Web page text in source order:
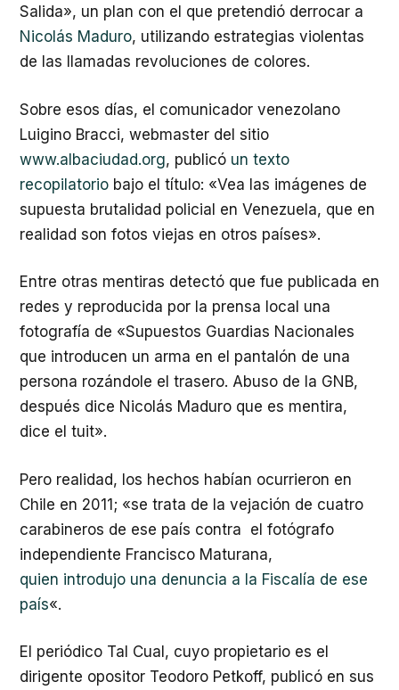
Salida», un plan con el que pretendió derrocar a
Nicolás Maduro, utilizando estrategias violentas
de las llamadas revoluciones de colores.
Sobre esos días, el comunicador venezolano
Luigino Bracci, webmaster del sitio
www.albaciudad.org, publicó un texto
recopilatorio bajo el título: «Vea las imágenes de
supuesta brutalidad policial en Venezuela, que en
realidad son fotos viejas en otros países».
Entre otras mentiras detectó que fue publicada en
redes y reproducida por la prensa local una
fotografía de «Supuestos Guardias Nacionales
que introducen un arma en el pantalón de una
persona rozándole el trasero. Abuso de la GNB,
después dice Nicolás Maduro que es mentira,
dice el tuit».
Pero realidad, los hechos habían ocurrieron en
Chile en 2011; «se trata de la vejación de cuatro
carabineros de ese país contra el fotógrafo
independiente Francisco Maturana,
quien introdujo una denuncia a la Fiscalía de ese
país«.
El periódico Tal Cual, cuyo propietario es el
dirigente opositor Teodoro Petkoff, publicó en sus